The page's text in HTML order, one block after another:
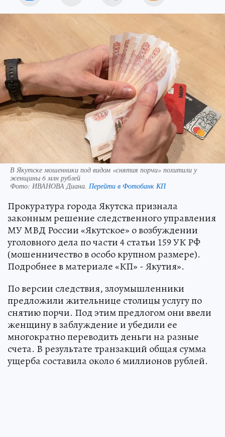
В Якутске мошенники под видом «снятия порчи» похитили у
женщины 6 млн рублей
Фото: ИВАНОВА Диана. Перейти в Фотобанк КП
Прокуратура города Якутска признала
законным решение следственного управления
МУ МВД России «Якутское» о возбуждении
уголовного дела по части 4 статьи 159 УК РФ
(мошенничество в особо крупном размере).
Подробнее в материале «КП» - Якутия».
По версии следствия, злоумышленники
предложили жительнице столицы услугу по
снятию порчи. Под этим предлогом они ввели
женщину в заблуждение и убедили ее
многократно переводить деньги на разные
счета. В результате транзакций общая сумма
ущерба составила около 6 миллионов рублей.